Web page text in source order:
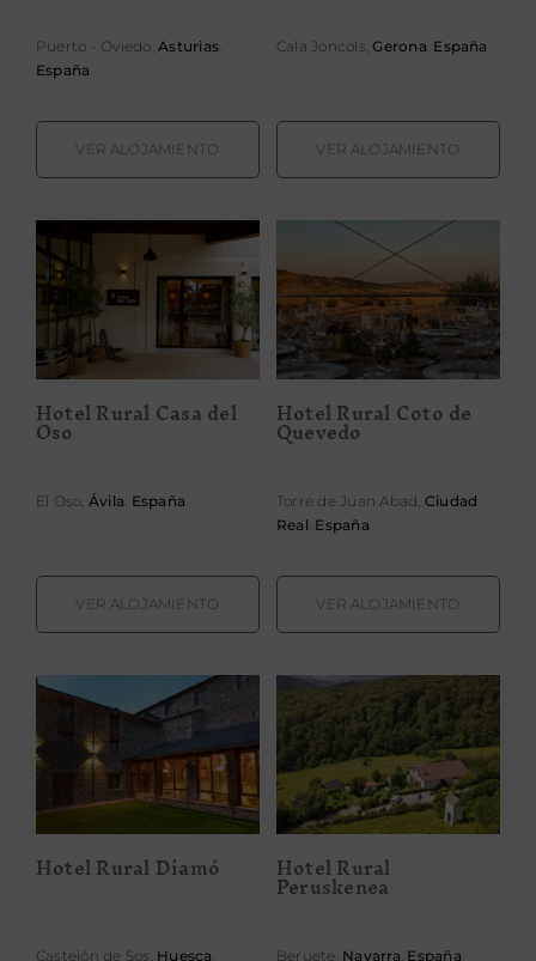
Puerto - Oviedo,Asturias.
España
VER ALOJAMIENTO
Cala Joncols,Gerona. España
VER ALOJAMIENTO
Hotel Rural
Casa del Oso
Hotel Rural Casa del
Oso
El Oso, Ávila. España
VER ALOJAMIENTO
Hotel Rural
Coto de
Quevedo
Hotel Rural Coto de
Quevedo
Torre de Juan Abad, Ciudad
Real. España
VER ALOJAMIENTO
Hotel Rural
Diamó
Hotel Rural Diamó
Castejón de Sos, Huesca .
Hotel Rural
Peruskenea
Hotel Rural
Peruskenea
Beruete, Navarra. España